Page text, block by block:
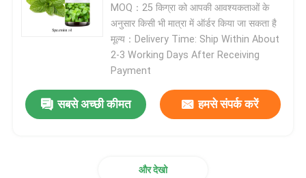
तरल ताज़ी गंध
MOQ：25 किग्रा को आपकी आवश्यकताओं के
अनुसार किसी भी मात्रा में ऑर्डर किया जा सकता है
मूल्य：Delivery Time: Ship Within About
2-3 Working Days After Receiving
Payment
सबसे अच्छी कीमत हमसे संपर्क करें
और देखो